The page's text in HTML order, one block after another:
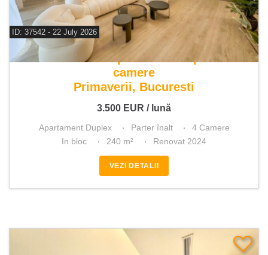
ID: 37542 - 22 July 2026
De inchiriat apartament duplex 4
camere
Primaverii, Bucuresti
3.500 EUR / lună
Apartament Duplex Parter înalt
4 Camere
In bloc
240 m² Renovat 2024
VEZI DETALII